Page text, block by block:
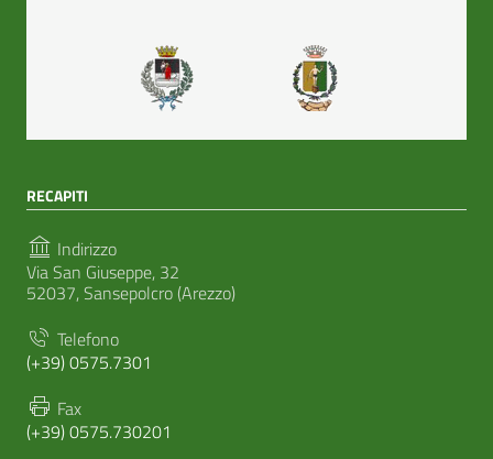
RECAPITI
Indirizzo
Via San Giuseppe, 32
52037, Sansepolcro (Arezzo)
Telefono
(+39) 0575.7301
Fax
(+39) 0575.730201